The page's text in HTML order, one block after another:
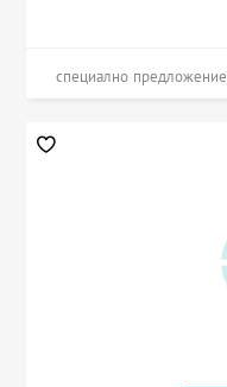
специално предложение